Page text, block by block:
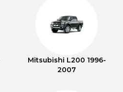
Mitsubishi L200 1996-
2007